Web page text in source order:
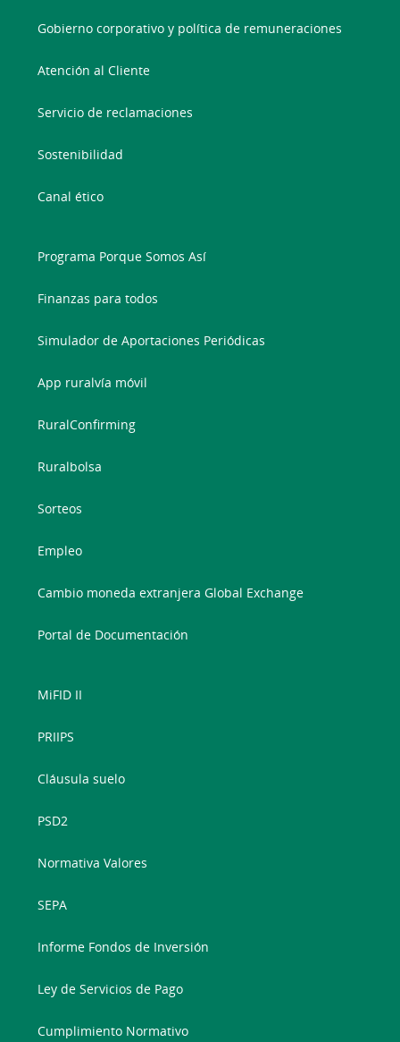
Gobierno corporativo y política de remuneraciones
Atención al Cliente
Servicio de reclamaciones
Sostenibilidad
Canal ético
Programa Porque Somos Así
Finanzas para todos
Simulador de Aportaciones Periódicas
App ruralvía móvil
RuralConfirming
Ruralbolsa
Sorteos
Empleo
Cambio moneda extranjera Global Exchange
Portal de Documentación
MiFID II
PRIIPS
Cláusula suelo
PSD2
Normativa Valores
SEPA
Informe Fondos de Inversión
Ley de Servicios de Pago
Cumplimiento Normativo